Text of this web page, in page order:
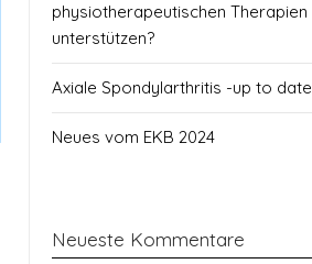
physiotherapeutischen Therapien
unterstützen?
Axiale Spondylarthritis -up to date
Neues vom EKB 2024
Neueste Kommentare